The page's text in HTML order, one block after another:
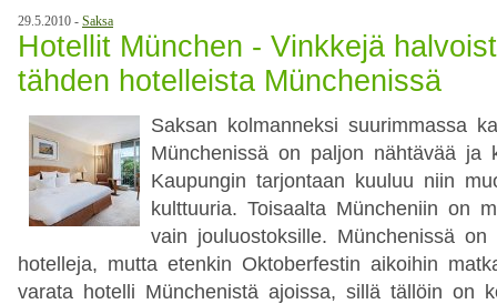
29.5.2010 - Saksa
Hotellit München - Vinkkejä
tähden hotelleista Münchenissä
Saksan kolmanneksi suurimmassa
Münchenissä on paljon nähtävää ja
Kaupungin tarjontaan kuuluu niin
kulttuuria. Toisaalta Müncheniin on
vain jouluostoksille. Münchenissä on
hotelleja, mutta etenkin Oktoberfestin aikoihin
varata hotelli Münchenistä ajoissa, sillä tällöin on